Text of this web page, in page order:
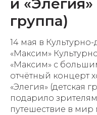
и «Элегия»
группа)
14 мая в
«Максим»
«Максим» с
отчётный концерт
«Элегия» (детская
подарило
путешествие в мир